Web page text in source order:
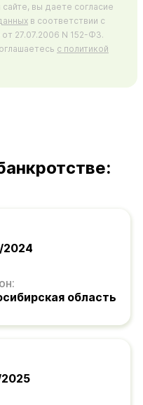
вы даете согласие
в соответствии с
27.07.2006 N 152-ФЗ.
с политикой
2024
область